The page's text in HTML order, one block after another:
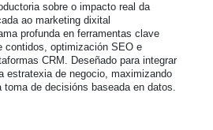
sobre o impacto real da
ao marketing dixital
profunda en ferramentas clave
contidos, optimización SEO e
CRM. Deseñado para integrar
estratexia de negocio, maximizando
de decisións baseada en datos.